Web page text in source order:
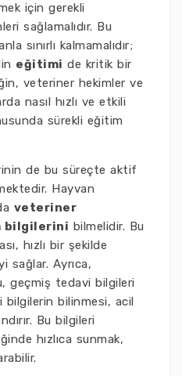
için gerekli
sağlamalıdır. Bu
sınırlı kalmamalıdır;
eğitimi de kritik bir
veteriner hekimler ve
nasıl hızlı ve etkili
sürekli eğitim
de bu süreçte aktif
Hayvan
veteriner
bilgilerini bilmelidir. Bu
hızlı bir şekilde
sağlar. Ayrıca,
geçmiş tedavi bilgileri
bilgilerin bilinmesi, acil
Bu bilgileri
hızlıca sunmak,